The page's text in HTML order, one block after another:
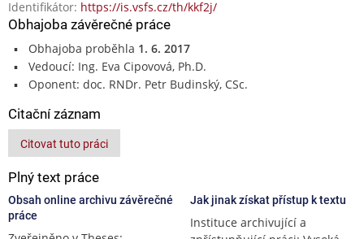
Identifikátor: https://is.vsfs.cz/th/kkf2j/
Obhajoba závěrečné práce
Obhajoba proběhla 1. 6. 2017
Vedoucí: Ing. Eva Cipovová, Ph.D.
Oponent: doc. RNDr. Petr Budinský, CSc.
Citační záznam
Citovat tuto práci
Plný text práce
Obsah online archivu závěrečné
práce
Jak jinak získat přístup k textu
Instituce archivující a